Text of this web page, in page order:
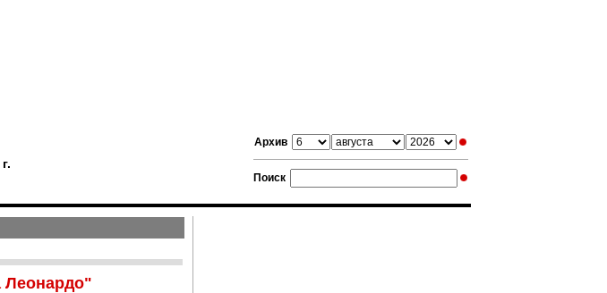
Архив
Поиск
Леонардо"